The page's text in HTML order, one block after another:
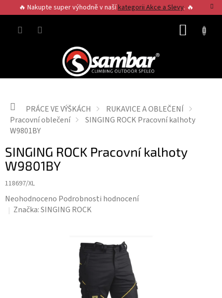
na
obsah
🔥 Nakupte super výhodně v našíkategorii Akce a Slevy. 🔥
Domů
PRÁCE VE VÝŠKÁCH
RUKAVICE A OBLEČENÍ
Pracovní oblečení
SINGING ROCK Pracovní kalhoty
W9801BY
SINGING ROCK Pracovní kalhoty
W9801BY
118697/XL
Průměrné
hodnocení
Neohodnoceno Podrobnosti hodnocení
Značka:SINGING ROCK